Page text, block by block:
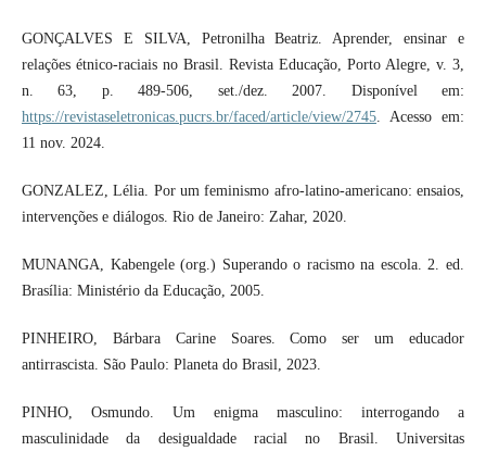
GONÇALVES E SILVA, Petronilha Beatriz. Aprender, ensinar e
relações étnico-raciais no Brasil. Revista Educação, Porto Alegre, v. 3,
n. 63, p. 489-506, set./dez. 2007. Disponível em:
https://revistaseletronicas.pucrs.br/faced/article/view/2745. Acesso em:
11 nov. 2024.
GONZALEZ, Lélia. Por um feminismo afro-latino-americano: ensaios,
intervenções e diálogos. Rio de Janeiro: Zahar, 2020.
MUNANGA, Kabengele (org.) Superando o racismo na escola. 2. ed.
Brasília: Ministério da Educação, 2005.
PINHEIRO, Bárbara Carine Soares. Como ser um educador
antirrascista. São Paulo: Planeta do Brasil, 2023.
PINHO, Osmundo. Um enigma masculino: interrogando a
masculinidade da desigualdade racial no Brasil. Universitas